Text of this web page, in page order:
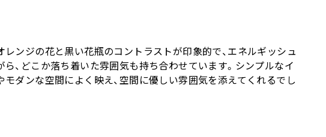
レンジの花と黒い花瓶のコントラストが印象的で、エネルギッシュ
ら、どこか落ち着いた雰囲気も持ち合わせています。シンプルなイ
モダンな空間によく映え、空間に優しい雰囲気を添えてくれるでし